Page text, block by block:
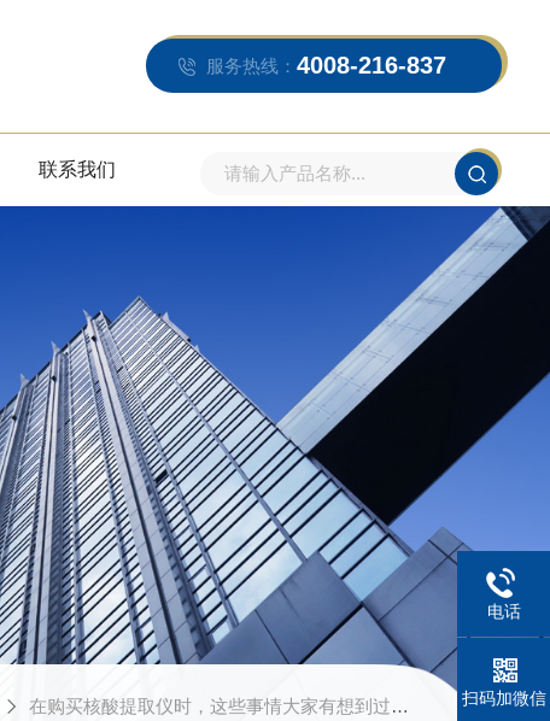
服务热线： 4008-216-837
联系我们
在购买核酸提取仪时，这些事情大家有想到过吗？
电话
扫码加微信